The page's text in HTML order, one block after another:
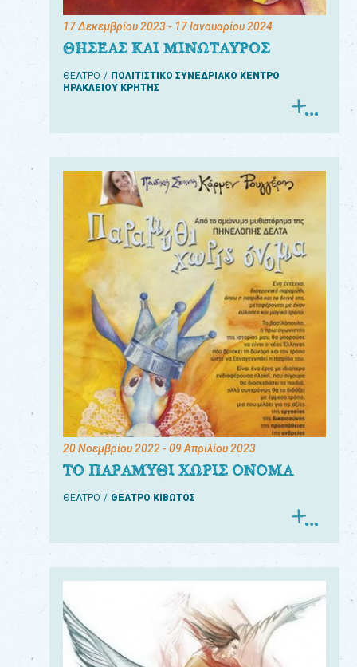
17 Δεκεμβρίου 2023- 17 Ιανουαρίου 2024
ΘΗΣΕΑΣ ΚΑΙ ΜΙΝΩΤΑΥΡΟΣ
ΘΕΑΤΡΟ
ΠΟΛΙΤΙΣΤΙΚΟ ΣΥΝΕΔΡΙΑΚΟ ΚΕΝΤΡΟ
ΗΡΑΚΛΕΙΟΥ ΚΡΗΤΗΣ
20 Νοεμβρίου 2022- 09 Απριλίου 2023
ΤΟ ΠΑΡΑΜΥΘΙ ΧΩΡΙΣ ΟΝΟΜΑ
ΘΕΑΤΡΟ ΘΕΑΤΡΟ ΚΙΒΩΤΟΣ